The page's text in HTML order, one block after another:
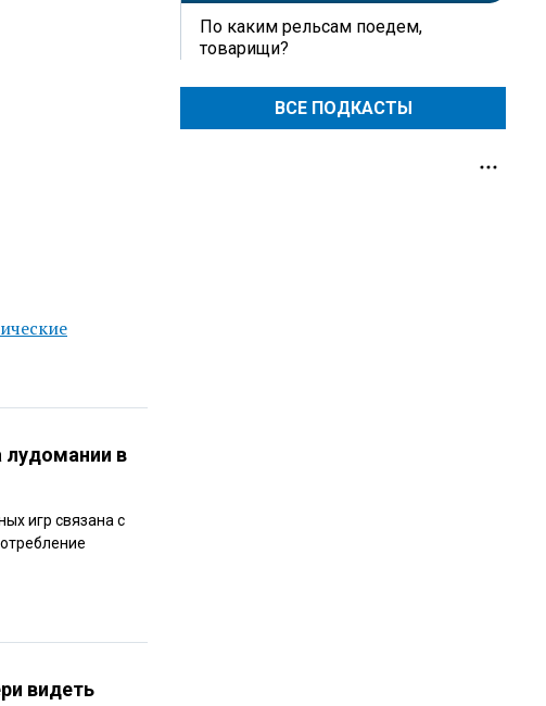
лудомании в
игр связана с
видеть
По каким рельсам поедем,
товарищи?
ВСЕ ПОДКАСТЫ